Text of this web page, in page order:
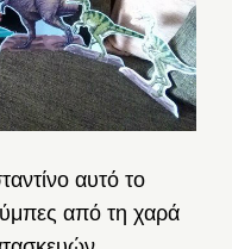
αυτό το
από τη χαρά